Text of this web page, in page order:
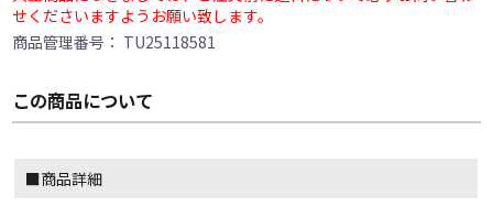
せくださいますようお願い致します。
商品管理番号： TU25118581
この商品について
■商品詳細